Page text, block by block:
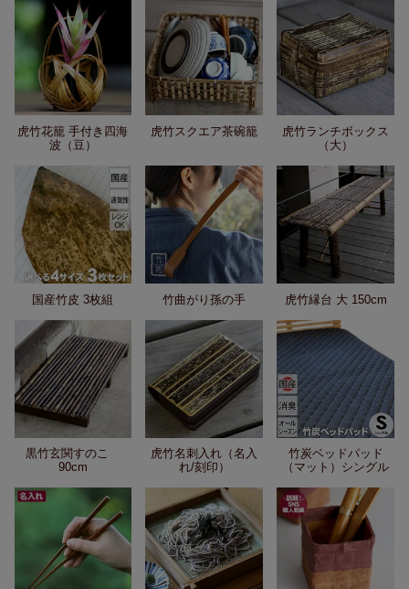
虎竹花籠 手付き四海
波（豆）
虎竹スクエア茶碗籠
虎竹ランチボックス
（大）
国産竹皮 3枚組 竹曲がり孫の手 虎竹縁台 大 150cm
黒竹玄関すのこ
90cm
虎竹名刺入れ（名入
れ/刻印）
竹炭ベッドパッド
（マット）シングル